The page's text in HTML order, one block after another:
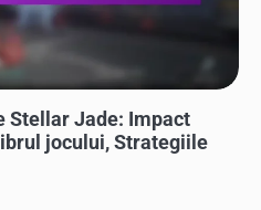
Stellar Jade: Impact
jocului, Strategiile